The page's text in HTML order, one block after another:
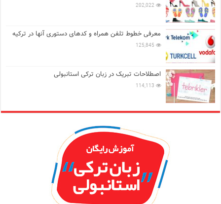
202,022
معرفی خطوط تلفن همراه و کدهای دستوری آنها در ترکیه
125,845
اصطلاحات تبریک در زبان ترکی استانبولی
114,113